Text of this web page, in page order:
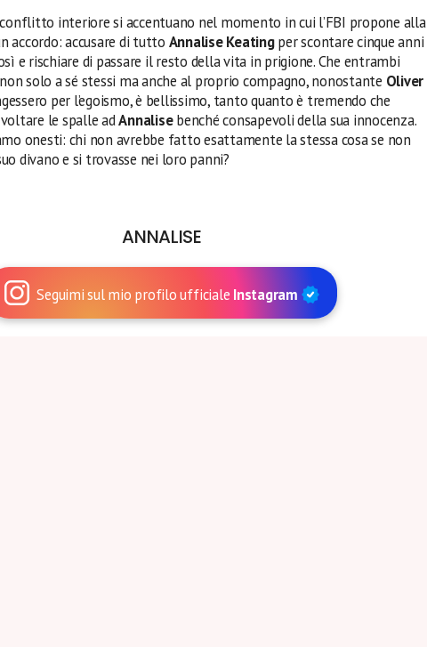
interiore si accentuano nel momento in cui l’FBI propone alla
accordo: accusare di tutto Annalise Keatingper scontare cinque anni
e rischiare di passare il resto della vita in prigione. Che entrambi
solo a sé stessi ma anche al proprio compagno, nonostante Oliver
per l’egoismo, è bellissimo, tanto quanto è tremendo che
le spalle adAnnalisebenché consapevoli della sua innocenza.
onesti: chi non avrebbe fatto esattamente la stessa cosa se non
divano e si trovasse nei loro panni?
ANNALISE
Seguimi sul mio profilo ufficiale Instagram